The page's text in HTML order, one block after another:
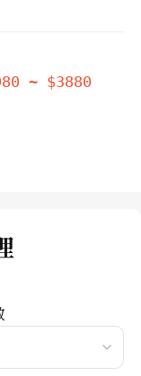
~ $3880